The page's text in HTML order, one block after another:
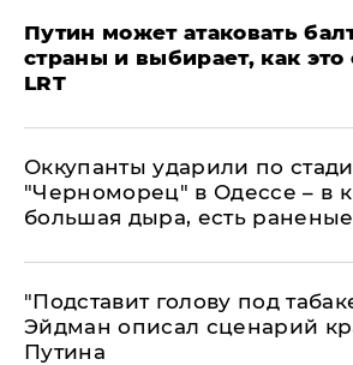
Путин может атаковать
страны и выбирает, как это
LRT
Оккупанты ударили по
"Черноморец" в Одессе – в
большая дыра, есть раненые
​"Подставит голову под
Эйдман описал сценарий
Путина